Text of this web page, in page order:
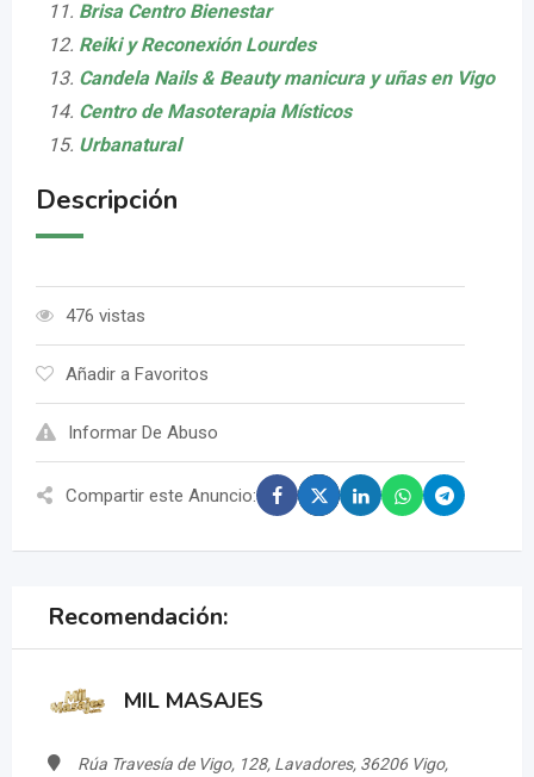
Brisa Centro Bienestar
Reiki y Reconexión Lourdes
Candela Nails & Beauty manicura y uñas en Vigo
Centro de Masoterapia Místicos
Urbanatural
Descripción
476 vistas
Añadir a Favoritos
Informar De Abuso
Compartir este Anuncio:
Recomendación:
MIL MASAJES
Rúa Travesía de Vigo, 128, Lavadores, 36206 Vigo,